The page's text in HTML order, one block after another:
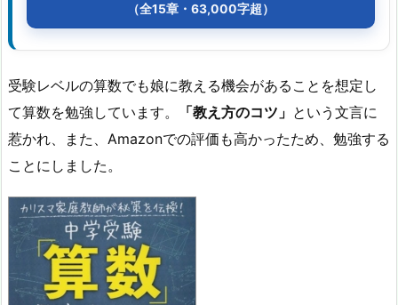
（全15章・63,000字超）
受験レベルの算数でも娘に教える機会があることを想定し
て算数を勉強しています。
「教え方のコツ」 という文言に
惹かれ、また、Amazonでの評価も高かったため、勉強する
ことにしました。